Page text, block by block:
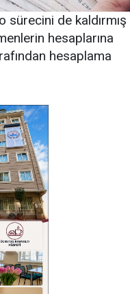
de kaldırmış
hesaplarına
hesaplama